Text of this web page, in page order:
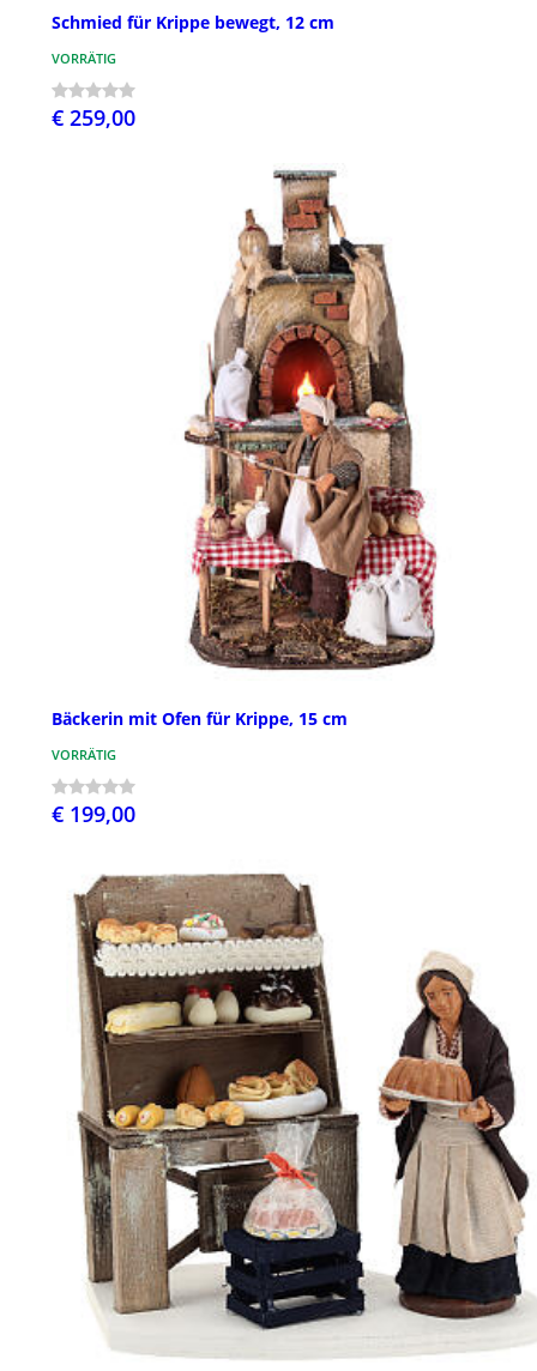
Schmied für Krippe bewegt, 12 cm
VORRÄTIG
€ 259,00
Bäckerin mit Ofen für Krippe, 15 cm
VORRÄTIG
€ 199,00